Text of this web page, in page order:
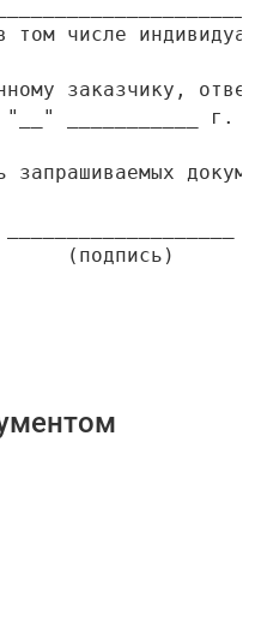
том числе
заказчику,
___________ г.
запрашиваемых